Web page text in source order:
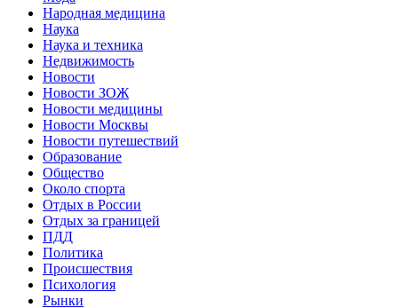
Народная медицина
Наука
Наука и техника
Недвижимость
Новости
Новости ЗОЖ
Новости медицины
Новости Москвы
Новости путешествий
Образование
Общество
Около спорта
Отдых в России
Отдых за границей
ПДД
Политика
Происшествия
Психология
Рынки